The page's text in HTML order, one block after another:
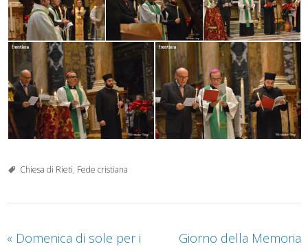
Chiesa di Rieti, Fede cristiana
« Domenica di sole per i
Giorno della Memoria